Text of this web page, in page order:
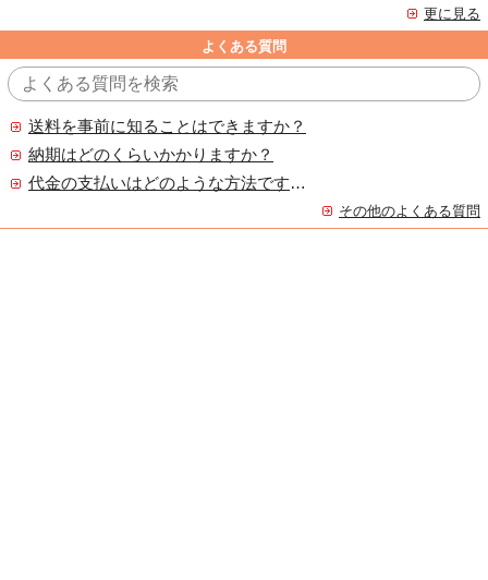
更に見る
よくある質問
送料を事前に知ることはできますか？
納期はどのくらいかかりますか？
代金の支払いはどのような方法ですか？
その他のよくある質問